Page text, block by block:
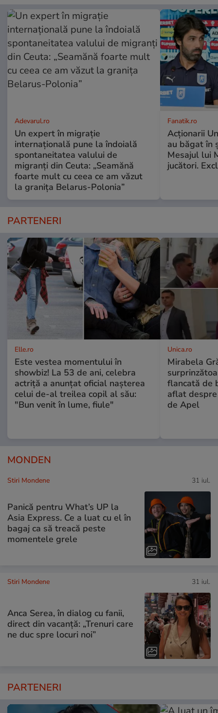
Adevarul.ro
Un expert în migrație
internațională pune la îndoială
spontaneitatea valului de
migranți din Ceuta: „Seamănă
foarte mult cu ceea ce am văzut
la granița Belarus-Polonia”
Fanatik.ro
Acționarii
au băgat în
Mesajul lui
jucători.
PARTENERI
Elle.ro
Este vestea momentului în
showbiz! La 53 de ani, celebra
actriță a anunțat oficial nașterea
celui de-al treilea copil al său:
"Bun venit în lume, fiule"
Unica.ro
Mirabela
flancată de
aflat
de Apel
MONDEN
Stiri Mondene 31 iul.
Panică pentru What’s UP la
Asia Express. Ce a luat cu el în
bagaj ca să treacă peste
momentele grele
Stiri Mondene 31 iul.
Anca Serea, în dialog cu fanii,
direct din vacanță: „Trenuri care
ne duc spre locuri noi”
PARTENERI